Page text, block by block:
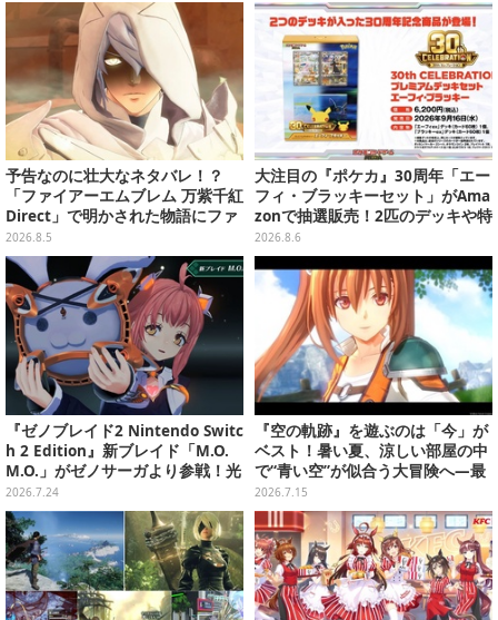
予告なのに壮大なネタバレ！？
「ファイアーエムブレム 万紫千紅
Direct」で明かされた物語にファ
ンも震え上がる
2026.8.5
大注目の『ポケカ』30周年「エー
フィ・ブラッキーセット」がAma
zonで抽選販売！2匹のデッキや特
別カードを収録
2026.8.6
『ゼノブレイド2 Nintendo Switc
h 2 Edition』新ブレイド「M.O.
M.O.」がゼノサーガより参戦！光
属性と闇属性、2つの姿で戦闘を
サポート
2026.7.24
『空の軌跡』を遊ぶのは「今」が
ベスト！暑い夏、涼しい部屋の中
で“青い空”が似合う大冒険へ―最
安値でセール中の『the 1st』か
ら新作『空の軌跡 the 2nd』まで
駆け抜けよう
2026.7.15